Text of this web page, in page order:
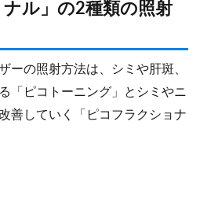
ナル」の2種類の照射
ーの照射方法は、シミや肝斑、
「ピコトーニング」とシミやニ
善していく「ピコフラクショナ